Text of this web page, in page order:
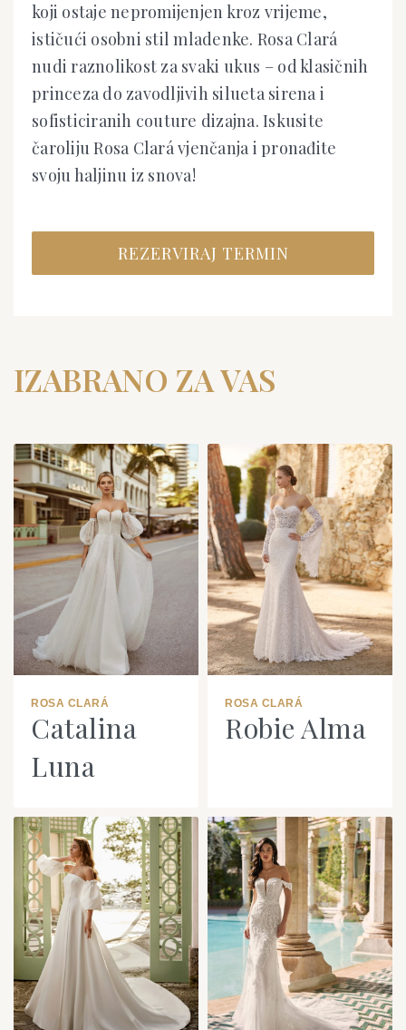
koji ostaje nepromijenjen kroz vrijeme,
ističući osobni stil mladenke. Rosa Clará
nudi raznolikost za svaki ukus – od klasičnih
princeza do zavodljivih silueta sirena i
sofisticiranih couture dizajna. Iskusite
čaroliju Rosa Clará vjenčanja i pronađite
svoju haljinu iz snova!
REZERVIRAJ TERMIN
IZABRANO ZA VAS
ROSA CLARÁ
Catalina
Luna
ROSA CLARÁ
Robie Alma